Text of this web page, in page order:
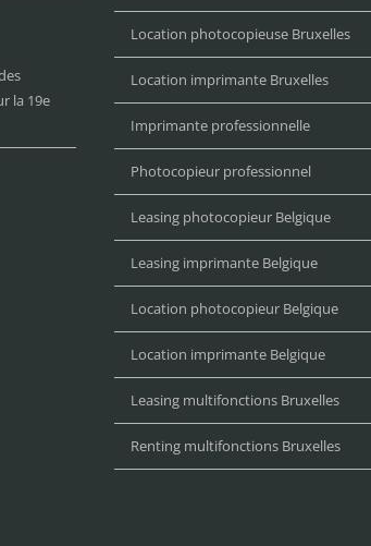
la 19e
Location photocopieuse Bruxelles
Location imprimante Bruxelles
Imprimante professionnelle
Photocopieur professionnel
Leasing photocopieur Belgique
Leasing imprimante Belgique
Location photocopieur Belgique
Location imprimante Belgique
Leasing multifonctions Bruxelles
Renting multifonctions Bruxelles